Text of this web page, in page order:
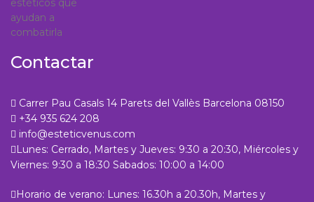
Contactar
Carrer Pau Casals 14 Parets del Vallès Barcelona 08150
+34 935 624 208
info@esteticvenus.com
Lunes: Cerrado, Martes y Jueves: 9:30 a 20:30, Miércoles y
Viernes: 9:30 a 18:30 Sabados: 10:00 a 14:00
Horario de verano: Lunes: 16.30h a 20.30h, Martes y